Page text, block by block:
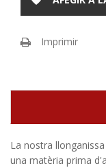
Imprimir
La nostra
una matèria prima